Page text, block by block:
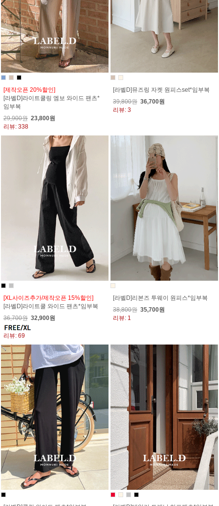
[제작오픈 20%할인]
[라벨D]라이트쿨링 엠보 와이드 팬츠*
임부복
29,900원 23,800원
리뷰: 338
[라벨D]뮤즈링 자켓 원피스set*임부복
39,800원 36,700원
리뷰: 3
[XL사이즈추가/제작오픈 15%할인]
[라벨D]라이트쿨 와이드 팬츠*임부복
36,700원 32,900원
리뷰: 69
[라벨D]리본즈 투웨이 원피스*임부복
38,800원 35,700원
리뷰: 1